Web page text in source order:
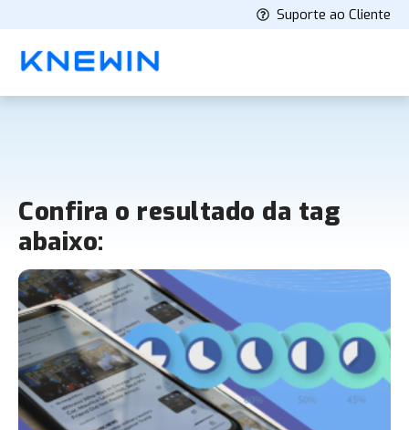
Suporte ao Cliente
Confira o resultado da tag
abaixo: